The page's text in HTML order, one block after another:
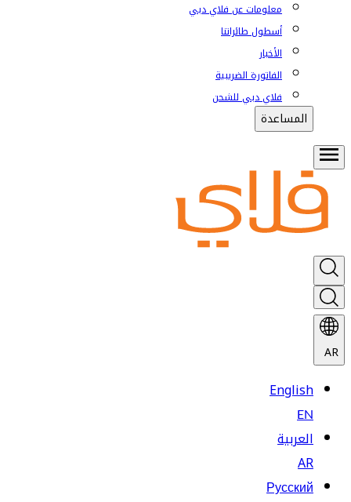
معلومات عن فلاي دبي
أسطول طائراتنا
الأخبار
الفاتورة الضريبية
فلاي دبي للشحن
المساعدة
AR
English
EN
العربية
AR
Русский